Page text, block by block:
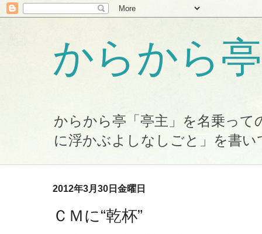
からから
からから亭「亭主」を名乗っ
に浮かぶよしなしごと」を書い
2012年3月30日金曜日
ＣＭに“乾杯”